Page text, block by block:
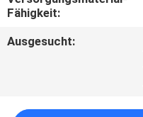
EIN
ANGEBOT
Fähigkeit:
Ausgesucht: